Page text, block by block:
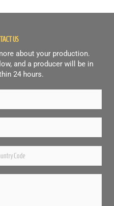
US
about your production.
and a producer will be in
24 hours.